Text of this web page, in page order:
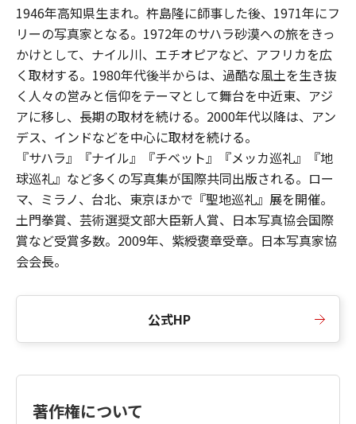
1946年高知県生まれ。杵島隆に師事した後、1971年にフ
リーの写真家となる。1972年のサハラ砂漠への旅をきっ
かけとして、ナイル川、エチオピアなど、アフリカを広
く取材する。1980年代後半からは、過酷な風土を生き抜
く人々の営みと信仰をテーマとして舞台を中近東、アジ
アに移し、長期の取材を続ける。2000年代以降は、アン
デス、インドなどを中心に取材を続ける。
『サハラ』『ナイル』『チベット』『メッカ巡礼』『地
球巡礼』など多くの写真集が国際共同出版される。ロー
マ、ミラノ、台北、東京ほかで『聖地巡礼』展を開催。
土門拳賞、芸術選奨文部大臣新人賞、日本写真協会国際
賞など受賞多数。2009年、紫綬褒章受章。日本写真家協
会会長。
公式HP
著作権について